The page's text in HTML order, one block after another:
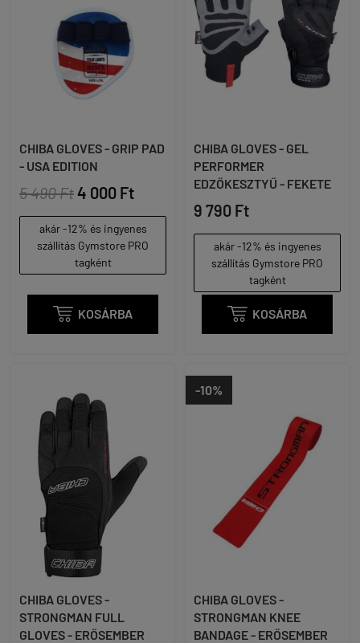
CHIBA GLOVES - GRIP PAD
- USA EDITION
5 490 Ft4 000 Ft
akár -12% és ingyenes
szállítás Gymstore PRO
tagként
 KOSÁRBA
CHIBA GLOVES - GEL
PERFORMER
EDZŐKESZTYŰ - FEKETE
9 790 Ft
akár -12% és ingyenes
szállítás Gymstore PRO
tagként
 KOSÁRBA
CHIBA GLOVES -
STRONGMAN FULL
GLOVES - ERŐSEMBER
-10%
CHIBA GLOVES -
STRONGMAN KNEE
BANDAGE - ERŐSEMBER